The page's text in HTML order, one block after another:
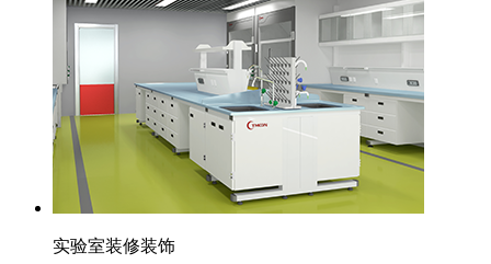
实验室装修装饰